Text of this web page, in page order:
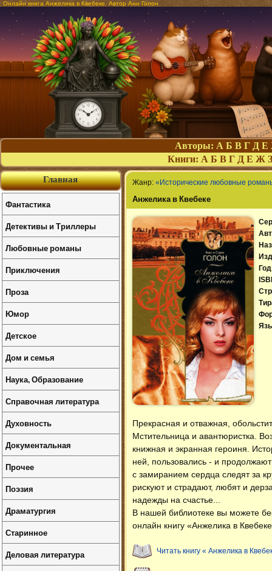
Онлайн книга Анжелика в Квебеке. Автор Анн Голон
Авторы: А Б В Г Д Е
Книги: А Б В Г Д Е Ж З
Жанр: «Исторические любовные
Анжелика в Квебеке
Прекрасная и отважная,
Мстительница и авантюристка.
книжная и экранная героиня.
ней, пользовались - и
с замиранием сердца следят за
рискуют и страдают, любят и
надежды на счастье...
В нашей библиотеке вы можете
онлайн книгу «Анжелика в
Читать книгу « Анжелика в
Главная
Фантастика
Детективы и Триллеры
Любовные романы
Приключения
Проза
Юмор
Детское
Дом и семья
Наука, Образование
Справочная литература
Духовность
Документальная
Прочее
Поэзия
Драматургия
Старинное
Деловая литература